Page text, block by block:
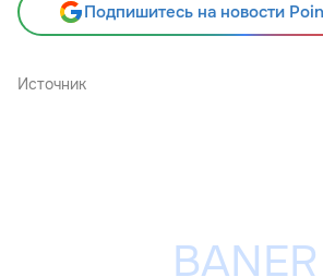
Подпишитесь на новости
Источник